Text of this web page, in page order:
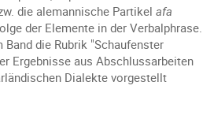
die alemannische Partikel afa
der Elemente in der Verbalphrase.
die Rubrik "Schaufenster
Ergebnisse aus Abschlussarbeiten
Dialekte vorgestellt